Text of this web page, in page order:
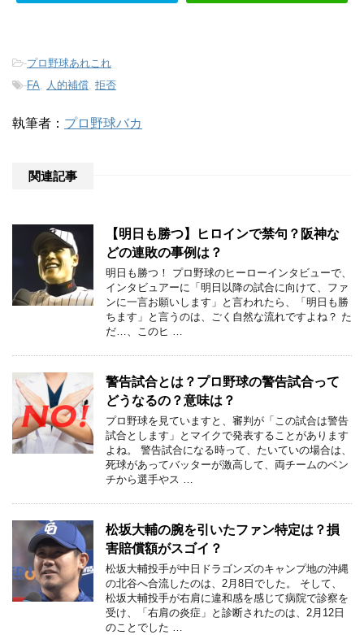
-プロ野球あれこれ
-FA 人的補償 拒否
執筆者： プロ野球バカ
関連記事
【明日も勝つ】ヒロインで禁句？阪神な
どの連敗の事例は？
明日も勝つ！ プロ野球のヒーローインタビューで、
インタビュアーに「明日以降の試合に向けて、ファ
ンに一言お願いします」と言われたら、「明日も勝
ちます」と言うのは、ごく自然な流れですよね？ た
だ…、このヒ …
警告試合とは？プロ野球の警告試合って
どうなるの？意味は？
プロ野球を見ていますと、審判が「この試合は警告
試合とします」とマイクで発表することがあります
よね。 警告試合になる時って、たいていの場合は、
死球があってバッターが激高して、両チームのベン
チから選手やス …
松坂大輔の腕を引いたファン特定は？損
害賠償額がスゴイ？
松坂大輔投手が中日ドラゴンズのキャンプ地の沖縄
の北谷へ合流したのは、2月8日でした。 そして、
松坂大輔投手が右肩に違和感を感じて病院で診察を
受け、「右肩の炎症」と診断されたのは、2月12日
のことでした …